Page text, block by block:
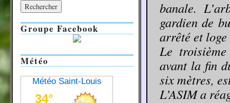
banale.
gardien de
arrêté et
Le
avant la fin
six mètres,
L’ASIM a
Groupe Facebook
Météo
Météo Saint-Louis